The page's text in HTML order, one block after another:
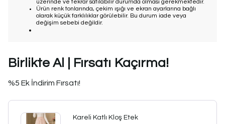
üzerinde ve tekrar satılabilir durumda olması gerekmektedir.
Ürün renk tonlarında, çekim ışığı ve ekran ayarlarına bağlı
olarak küçük farklılıklar görülebilir. Bu durum iade veya
değişim sebebi değildir.
Birlikte Al | Fırsatı Kaçırma!
%5 Ek İndirim Fırsatı!
Kareli Katlı Kloş Etek